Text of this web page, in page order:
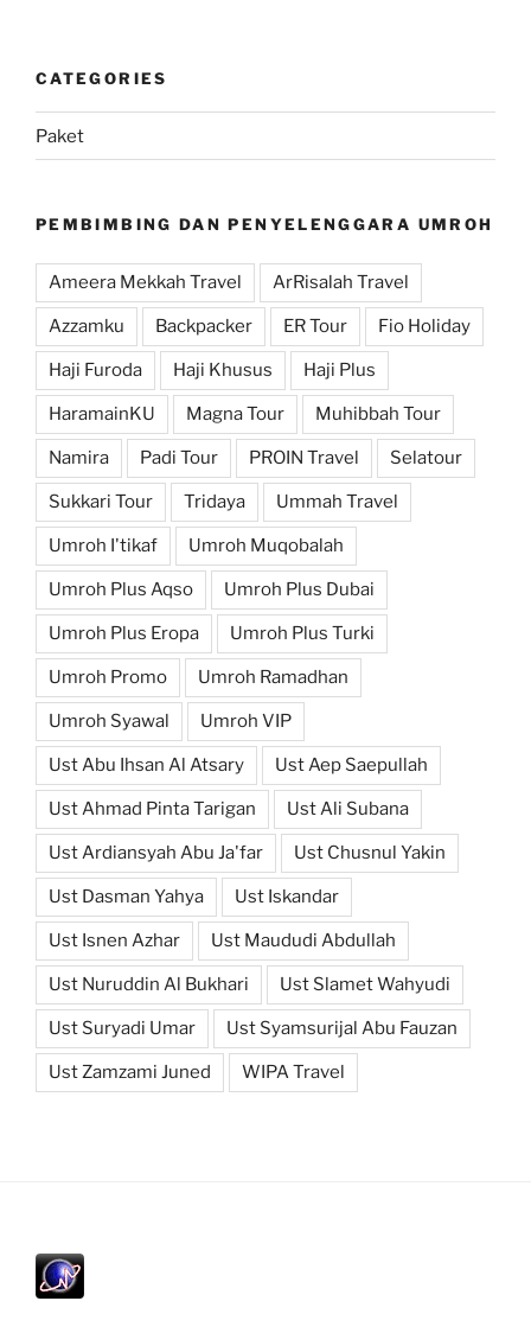
CATEGORIES
Paket
PEMBIMBING DAN PENYELENGGARA UMROH
Ameera Mekkah Travel ArRisalah Travel
Azzamku Backpacker ER Tour Fio Holiday
Haji Furoda Haji Khusus Haji Plus
HaramainKU Magna Tour Muhibbah Tour
Namira Padi Tour PROIN Travel Selatour
Sukkari Tour Tridaya Ummah Travel
Umroh I'tikaf Umroh Muqobalah
Umroh Plus Aqso Umroh Plus Dubai
Umroh Plus Eropa Umroh Plus Turki
Umroh Promo Umroh Ramadhan
Umroh Syawal Umroh VIP
Ust Abu Ihsan Al Atsary Ust Aep Saepullah
Ust Ahmad Pinta Tarigan Ust Ali Subana
Ust Ardiansyah Abu Ja'far Ust Chusnul Yakin
Ust Dasman Yahya Ust Iskandar
Ust Isnen Azhar Ust Maududi Abdullah
Ust Nuruddin Al Bukhari Ust Slamet Wahyudi
Ust Suryadi Umar Ust Syamsurijal Abu Fauzan
Ust Zamzami Juned WIPA Travel